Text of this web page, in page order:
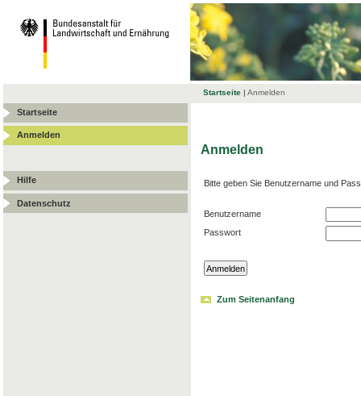
Startseite | Anmelden
Startseite
Anmelden
Hilfe
Datenschutz
Anmelden
Bitte geben Sie Benutzername und
Benutzername
Passwort
Zum Seitenanfang